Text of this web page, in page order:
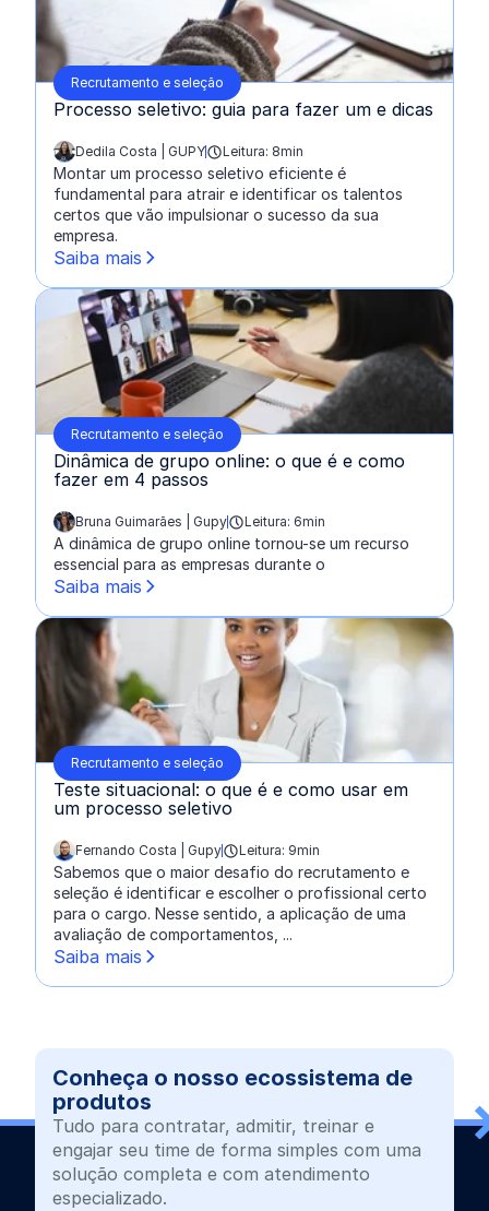
Recrutamento e seleção
Processo seletivo: guia para fazer um e dicas
escrito por:
Dedila Costa | GUPY Leitura: 8min
Montar um processo seletivo eficiente é
fundamental para atrair e identificar os talentos
certos que vão impulsionar o sucesso da sua
empresa.
Saiba mais
Recrutamento e seleção
Dinâmica de grupo online: o que é e como
fazer em 4 passos
escrito por:
Bruna Guimarães | Gupy Leitura: 6min
A dinâmica de grupo online tornou-se um recurso
essencial para as empresas durante o
Saiba mais
Recrutamento e seleção
Teste situacional: o que é e como usar em
um processo seletivo
escrito por:
Fernando Costa | Gupy Leitura: 9min
Sabemos que o maior desafio do recrutamento e
seleção é identificar e escolher o profissional certo
para o cargo. Nesse sentido, a aplicação de uma
avaliação de comportamentos, ...
Saiba mais
Conheça o nosso ecossistema de
produtos
Tudo para contratar, admitir, treinar e
engajar seu time de forma simples com uma
solução completa e com atendimento
especializado.